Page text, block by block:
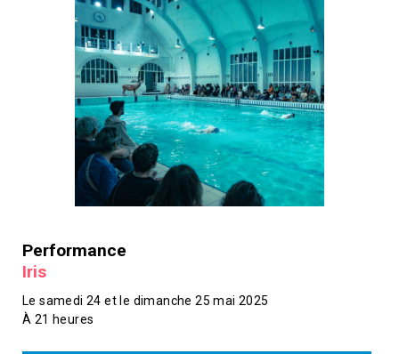
Performance
Iris
Le samedi 24 et le dimanche 25 mai 2025
À 21 heures